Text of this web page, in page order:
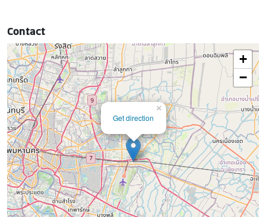
Contact
Get direction
×
+
−